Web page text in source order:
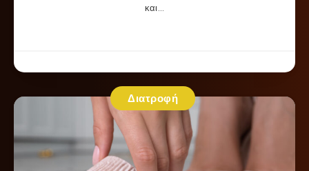
και…
Διατροφή